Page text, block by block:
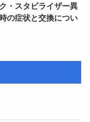
・スタビライザー異
の症状と交換につい